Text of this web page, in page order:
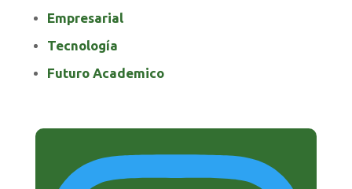
Empresarial
Tecnología
Futuro Academico